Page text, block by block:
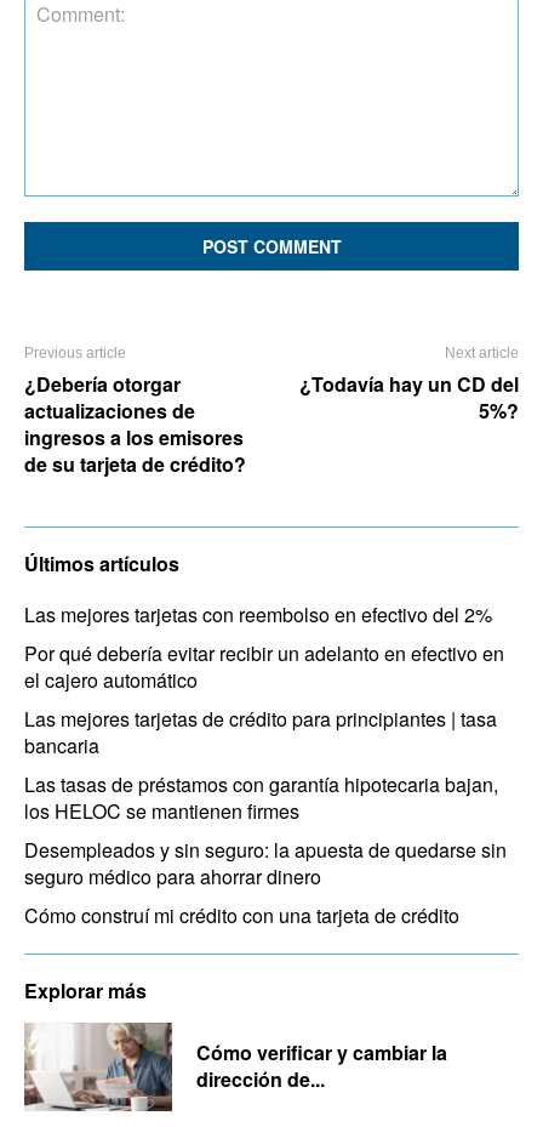
Previous article
¿Debería otorgar
actualizaciones de
ingresos a los emisores
de su tarjeta de crédito?
Next article
¿Todavía hay un CD del
5%?
Últimos artículos
Las mejores tarjetas con reembolso en efectivo del 2%
Por qué debería evitar recibir un adelanto en efectivo en
el cajero automático
Las mejores tarjetas de crédito para principiantes | tasa
bancaria
Las tasas de préstamos con garantía hipotecaria bajan,
los HELOC se mantienen firmes
Desempleados y sin seguro: la apuesta de quedarse sin
seguro médico para ahorrar dinero
Cómo construí mi crédito con una tarjeta de crédito
Explorar más
Cómo verificar y cambiar la
dirección de...